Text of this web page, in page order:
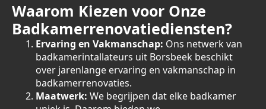
Waarom Kiezen voor Onze
Badkamerrenovatiediensten?
Ervaring en Vakmanschap: Ons netwerk van
badkamerintallateurs uit Borsbeek beschikt
over jarenlange ervaring en vakmanschap in
badkamerrenovaties.
Maatwerk: We begrijpen dat elke badkamer